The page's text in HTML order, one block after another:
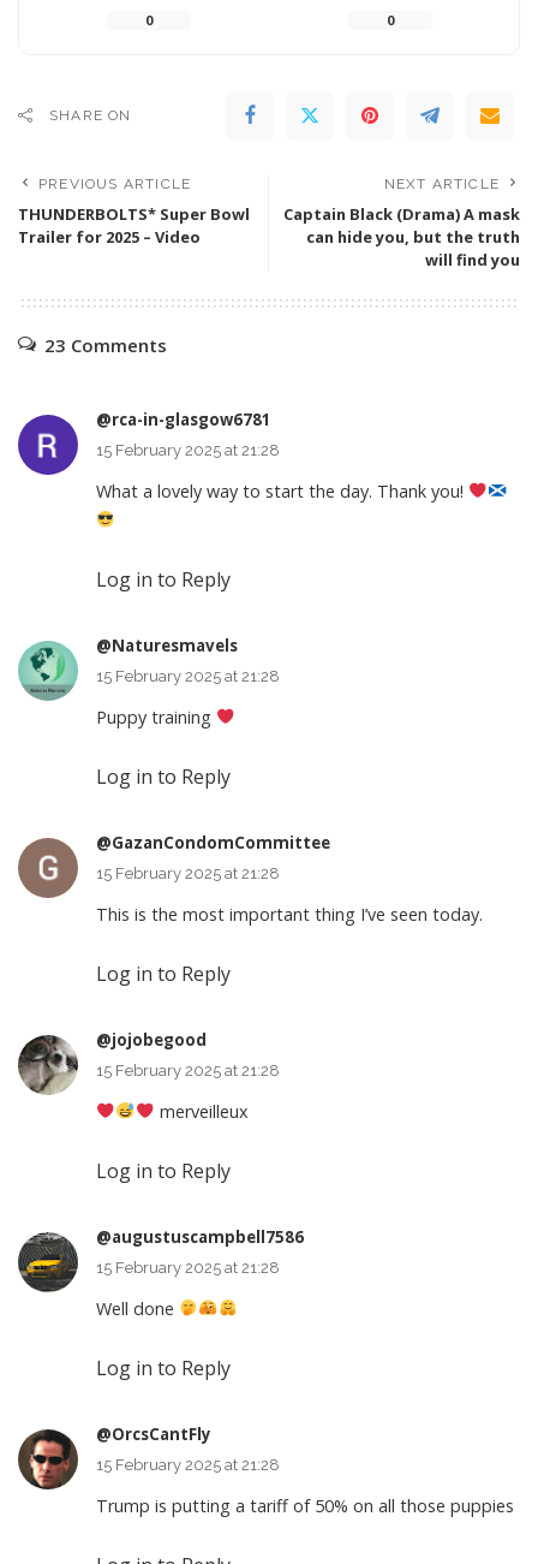
0 0
SHARE ON
PREVIOUS ARTICLE
THUNDERBOLTS* Super Bowl
Trailer for 2025 – Video
NEXT ARTICLE
Captain Black (Drama) A mask
can hide you, but the truth
will find you
23 Comments
@rca-in-glasgow6781
15 February 2025 at 21:28
What a lovely way to start the day. Thank you!
Log in to Reply
@Naturesmavels
15 February 2025 at 21:28
Puppy training
Log in to Reply
@GazanCondomCommittee
15 February 2025 at 21:28
This is the most important thing I’ve seen today.
Log in to Reply
@jojobegood
15 February 2025 at 21:28
merveilleux
Log in to Reply
@augustuscampbell7586
15 February 2025 at 21:28
Well done
Log in to Reply
@OrcsCantFly
15 February 2025 at 21:28
Trump is putting a tariff of 50% on all those puppies